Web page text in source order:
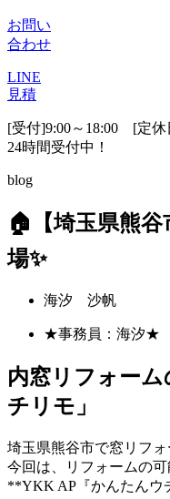
お問い
合わせ
LINE
見積
[受付]9:00～18:00 [定休
24時間受付中！
blog
🏠【埼玉県熊
場✨
海汐 沙帆
★事務員：海汐★
内窓リフォー
チリモ」
埼玉県熊谷市で窓リフ
今回は、リフォームの
**YKK AP『かんたんウ